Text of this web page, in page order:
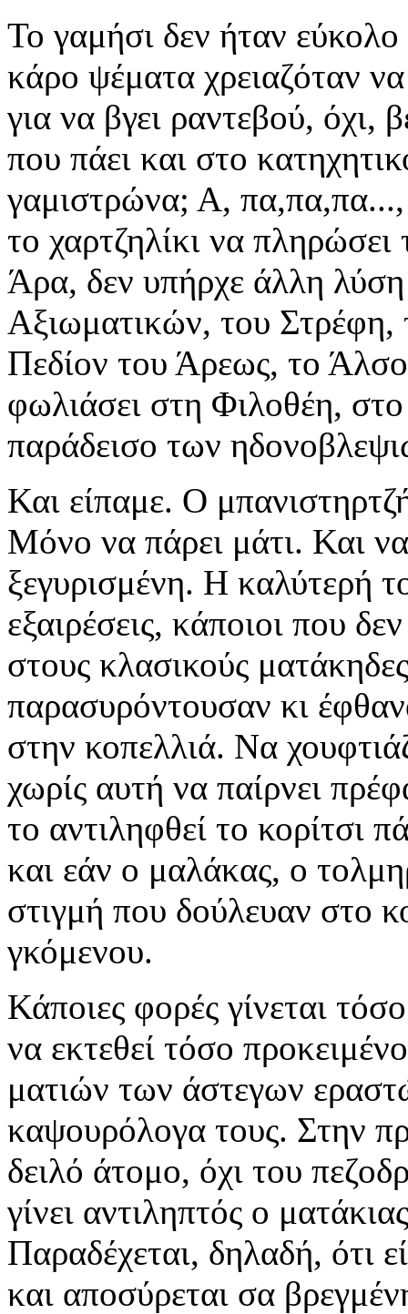
Το γαμήσι δεν ήταν
κάρο ψέματα χρειαζόταν
για να βγει ραντεβού, όχι,
που πάει και στο
γαμιστρώνα; Α, πα,πα,πα...,
το χαρτζηλίκι να
Άρα, δεν υπήρχε άλλη
Αξιωματικών, του
Πεδίον του Άρεως, το
φωλιάσει στη Φιλοθέη,
παράδεισο των
Και είπαμε. Ο
Μόνο να πάρει μάτι. Και
ξεγυρισμένη. Η καλύτερή
εξαιρέσεις, κάποιοι που
στους κλασικούς
παρασυρόντουσαν κι
στην κοπελλιά. Να
χωρίς αυτή να παίρνει
το αντιληφθεί το κορίτσι
και εάν ο μαλάκας, ο
στιγμή που δούλευαν στο
γκόμενου.
Κάποιες φορές γίνεται
να εκτεθεί τόσο
ματιών των άστεγων
καψουρόλογα τους. Στην
δειλό άτομο, όχι του
γίνει αντιληπτός ο
Παραδέχεται, δηλαδή, ότι
και αποσύρεται σα